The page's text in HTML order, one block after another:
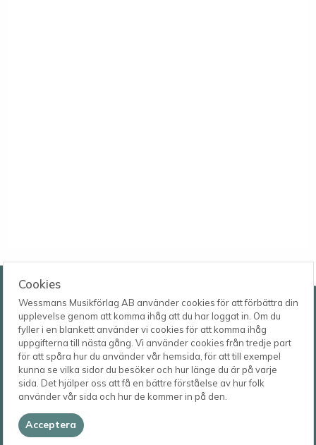
Cookies
Wessmans Musikförlag AB använder cookies för att förbättra din
upplevelse genom att komma ihåg att du har loggat in. Om du
fyller i en blankett använder vi cookies för att komma ihåg
uppgifterna till nästa gång. Vi använder cookies från tredje part
för att spåra hur du använder vår hemsida, för att till exempel
kunna se vilka sidor du besöker och hur länge du är på varje
sida. Det hjälper oss att få en bättre förståelse av hur folk
använder vår sida och hur de kommer in på den.
Acceptera
Wessmans Musikförlag AB
Leverans- och besöksadress
Bingebygatan 11 B
621 41 VISBY
Postadress
Box 1253
621 23 VISBY
Telefon
0498-22 61 32
E-post
order@wessmans.com
Wessmans Musikförlag AB
2026.4.1.22754